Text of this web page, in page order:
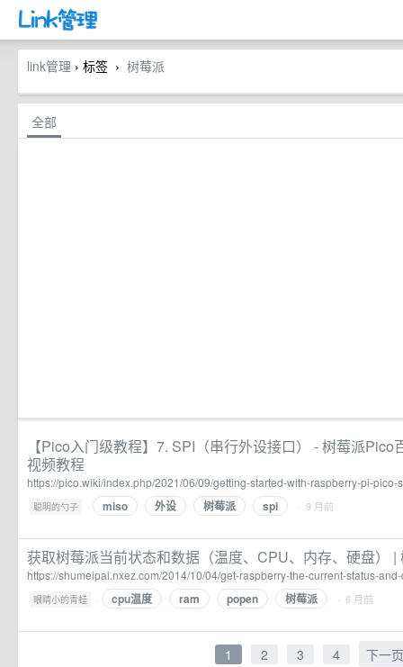
link管理 › 标签 › 树莓派
全部
【Pico入门级教程】7. SPI（串行外设接口） - 树莓派
视频教程
https://pico.wiki/index.php/2021/06/09/getting-started-with-raspberry-pi-pico-
聪明的勺子 · miso 外设 树莓派 spi · 9 月前
获取树莓派当前状态和数据（温度、CPU、内存、硬盘） |
https://shumeipai.nxez.com/2014/10/04/get-raspberry-the-current-status-
眼睛小的青蛙 · cpu温度 ram popen 树莓派 · 6 月前
1 2 3 4 下一页